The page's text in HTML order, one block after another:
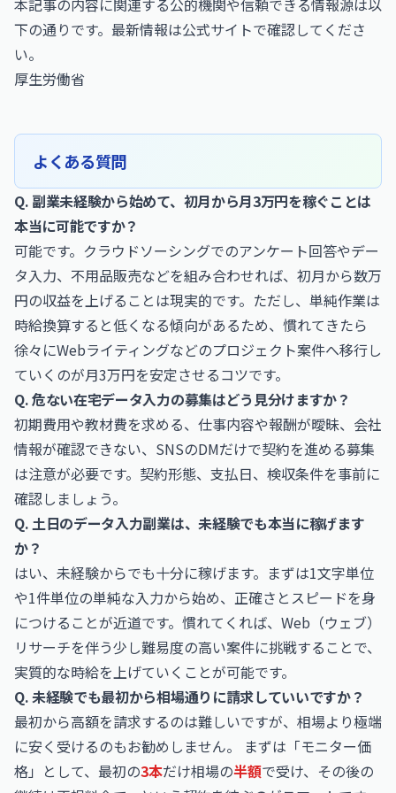
本記事の内容に関連する公的機関や信頼できる情報源は以
下の通りです。最新情報は公式サイトで確認してくださ
い。
厚生労働省
よくある質問
Q. 副業未経験から始めて、初月から月3万円を稼ぐことは
本当に可能ですか？
可能です。クラウドソーシングでのアンケート回答やデー
タ入力、不用品販売などを組み合わせれば、初月から数万
円の収益を上げることは現実的です。ただし、単純作業は
時給換算すると低くなる傾向があるため、慣れてきたら
徐々にWebライティングなどのプロジェクト案件へ移行し
ていくのが月3万円を安定させるコツです。
Q. 危ない在宅データ入力の募集はどう見分けますか？
初期費用や教材費を求める、仕事内容や報酬が曖昧、会社
情報が確認できない、SNSのDMだけで契約を進める募集
は注意が必要です。契約形態、支払日、検収条件を事前に
確認しましょう。
Q. 土日のデータ入力副業は、未経験でも本当に稼げます
か？
はい、未経験からでも十分に稼げます。まずは1文字単位
や1件単位の単純な入力から始め、正確さとスピードを身
につけることが近道です。慣れてくれば、Web（ウェブ）
リサーチを伴う少し難易度の高い案件に挑戦することで、
実質的な時給を上げていくことが可能です。
Q. 未経験でも最初から相場通りに請求していいですか？
最初から高額を請求するのは難しいですが、相場より極端
に安く受けるのもお勧めしません。 まずは「モニター価
格」として、最初の3本だけ相場の半額で受け、その後の